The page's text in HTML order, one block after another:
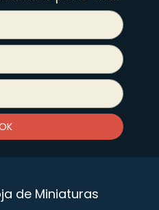
de Miniaturas